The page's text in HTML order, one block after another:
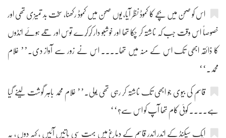
اس کو صحن میں بچے کا کموڈ نظر آیا، یوں صحن میں کموڈ رکھنا، سخت بد تمیزی تھی اور
خصوصاً اس وقت جب کہ ناشتہ کر چکا تھا اور خوشبو دار کُرکُرے توس اور تلے ہوئے انڈوں
کا ذائقہ ابھی تک اس کے منہ میں تھا.... اس نے زور سے آواز دی۔’’ غلام
محمد۔‘‘
قاسم کی بیوی جو ابھی تک ناشتہ کر رہی تھی بولی۔’’ غلام محمد باہر گوشت لینے گیا
ہے.... کوئی کام تھا آپ کو اس سے؟‘‘
ایک سیکنڈ کے اندر اندر قاسم کے دماغ میں بہت سی باتیں آئیں ، کہہ دوں ، یہ